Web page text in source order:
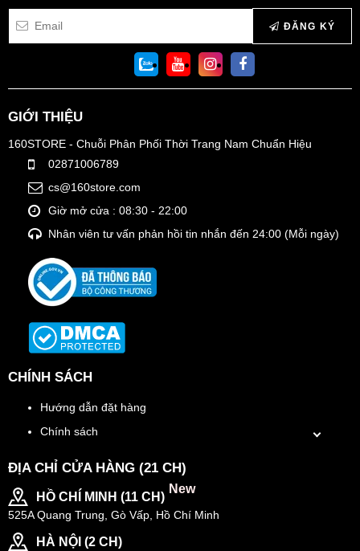
ĐĂNG KÝ
GIỚI THIỆU
160STORE - Chuỗi Phân Phối Thời Trang Nam Chuẩn Hiệu
02871006789
cs@160store.com
Giờ mở cửa : 08:30 - 22:00
Nhân viên tư vấn phản hồi tin nhắn đến 24:00 (Mỗi ngày)
CHÍNH SÁCH
Hướng dẫn đặt hàng
Chính sách
ĐỊA CHỈ CỬA HÀNG (21 CH)
HỒ CHÍ MINH (11 CH)
New
525A Quang Trung, Gò Vấp, Hồ Chí Minh
HÀ NỘI (2 CH)